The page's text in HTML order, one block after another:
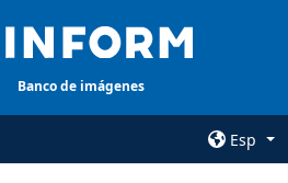
Banco de imágenes
Esp